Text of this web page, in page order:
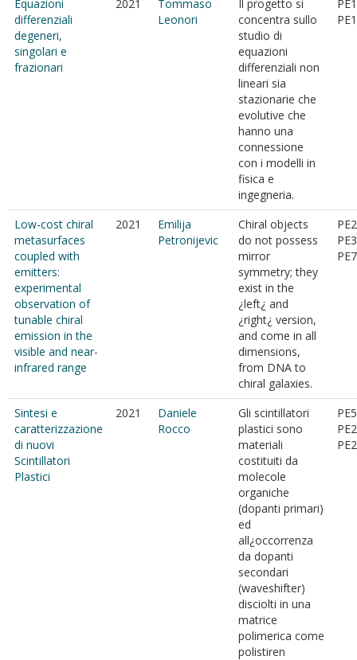
Equazioni
differenziali
degeneri,
singolari e
frazionari
2021
Tommaso
Leonori
Il progetto si
concentra sullo
studio di
equazioni
differenziali non
lineari sia
stazionarie che
evolutive che
hanno una
connessione
con i modelli in
fisica e
ingegneria.
Low-cost chiral
metasurfaces
coupled with
emitters:
experimental
observation of
tunable chiral
emission in the
visible and near-
infrared range
2021
Emilija
Petronijevic
Chiral objects
do not possess
mirror
symmetry; they
exist in the
¿left¿ and
¿right¿ version,
and come in all
dimensions,
from DNA to
chiral galaxies.
Sintesi e
caratterizzazione
di nuovi
Scintillatori
Plastici
2021
Daniele
Rocco
Gli scintillatori
plastici sono
materiali
costituiti da
molecole
organiche
(dopanti primari)
ed
all¿occorrenza
da dopanti
secondari
(waveshifter)
disciolti in una
matrice
polimerica come
polistiren